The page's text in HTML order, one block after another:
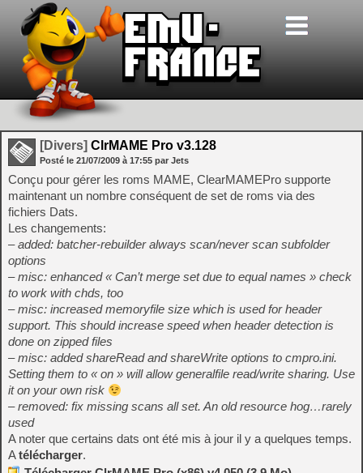
[Divers] ClrMAME Pro v3.128
Posté le 21/07/2009 à 17:55 par Jets
Conçu pour gérer les roms MAME, ClearMAMEPro supporte
maintenant un nombre conséquent de set de roms via des
fichiers Dats.
Les changements:
– added: batcher-rebuilder always scan/never scan subfolder
options
– misc: enhanced « Can’t merge set due to equal names » check
to work with chds, too
– misc: increased memoryfile size which is used for header
support. This should increase speed when header detection is
done on zipped files
– misc: added shareRead and shareWrite options to cmpro.ini.
Setting them to « on » will allow generalfile read/write sharing. Use
it on your own risk
– removed: fix missing scans all set. An old resource hog…rarely
used
A noter que certains dats ont été mis à jour il y a quelques temps.
Atélécharger.